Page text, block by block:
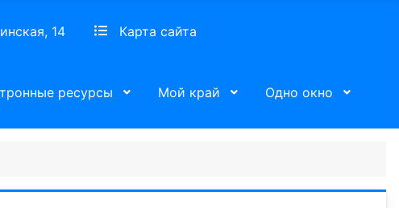
14 Карта сайта
ресурсы Мой край Одно окно